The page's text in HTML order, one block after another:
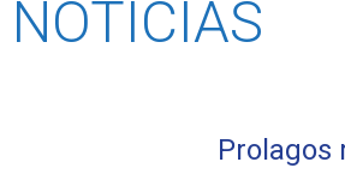
NOTÍCIAS
Prolagos